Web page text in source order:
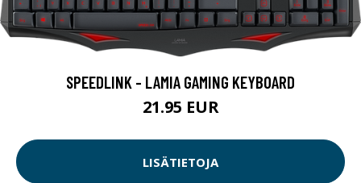
SPEEDLINK - LAMIA GAMING KEYBOARD
21.95 EUR
LISÄTIETOJA